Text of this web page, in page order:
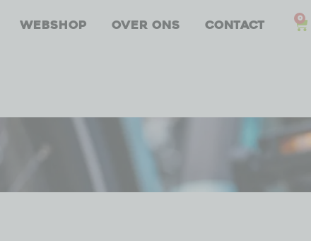
Webshop Over ons Contact 0